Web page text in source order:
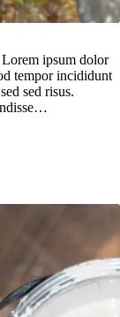
ipsum dolor
tempor incididunt
sed risus.